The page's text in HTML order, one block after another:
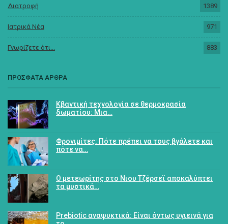
Διατροφή 1389
Ιατρικά Νέα 971
Γνωρίζετε ότι... 883
ΠΡΟΣΦΑΤΑ ΑΡΘΡΑ
Κβαντική τεχνολογία σε θερμοκρασία
δωματίου: Μια…
Φρονιμίτες: Πότε πρέπει να τους βγάλετε και
πότε να…
Ο μετεωρίτης στο Νιου Τζέρσεϊ αποκαλύπτει
τα μυστικά…
Prebiotic αναψυκτικά: Είναι όντως υγιεινά για